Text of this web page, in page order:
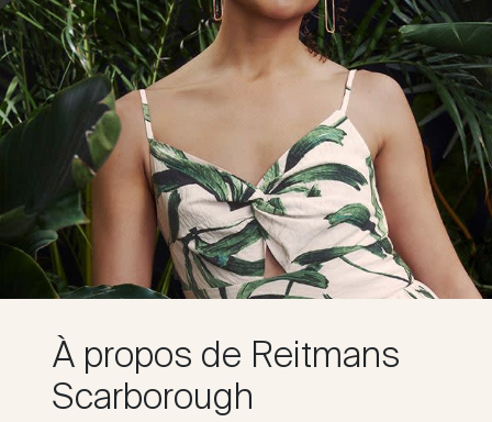
À propos de Reitmans
Scarborough